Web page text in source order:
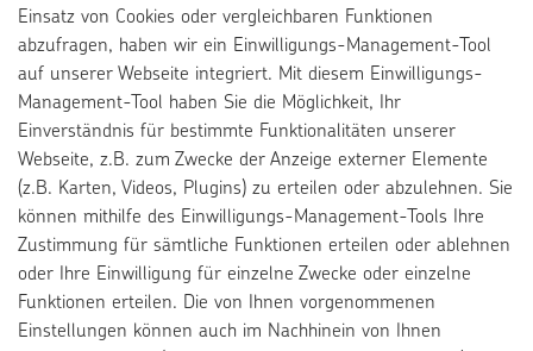
Einsatz von Cookies oder vergleichbaren Funktionen
abzufragen, haben wir ein Einwilligungs-Management-Tool
auf unserer Webseite integriert. Mit diesem Einwilligungs-
Management-Tool haben Sie die Möglichkeit, Ihr
Einverständnis für bestimmte Funktionalitäten unserer
Webseite, z.B. zum Zwecke der Anzeige externer Elemente
(z.B. Karten, Videos, Plugins) zu erteilen oder abzulehnen. Sie
können mithilfe des Einwilligungs-Management-Tools Ihre
Zustimmung für sämtliche Funktionen erteilen oder ablehnen
oder Ihre Einwilligung für einzelne Zwecke oder einzelne
Funktionen erteilen. Die von Ihnen vorgenommenen
Einstellungen können auch im Nachhinein von Ihnen